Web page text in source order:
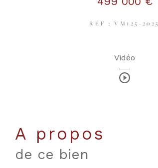
REF : VM125-2025
Vidéo
a propos
de ce bien